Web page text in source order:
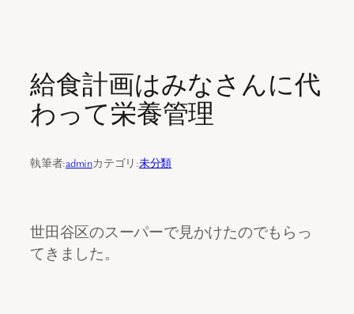
給食計画はみなさんに代
わって栄養管理
執筆者:adminカテゴリ:未分類
世田谷区のスーパーで見かけたのでもらっ
てきました。